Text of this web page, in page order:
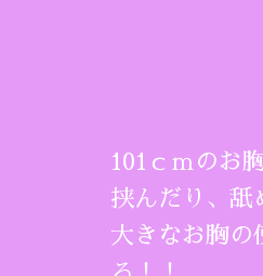
101ｃｍのお
挟んだり、舐
大きなお胸の